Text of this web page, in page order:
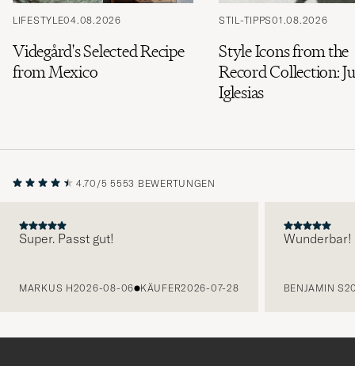
LIFESTYLE04.08.2026
Videgård's Selected Recipe
from Mexico
STIL-TIPPS01.08.2026
Style Icons from the
Record Collection:
Iglesias
4.70/5 5553 BEWERTUNGEN
Super. Passt gut!
MARKUS H2026-08-06 KÄUFER2026-07-28
Wunderbar!
BENJAMIN S